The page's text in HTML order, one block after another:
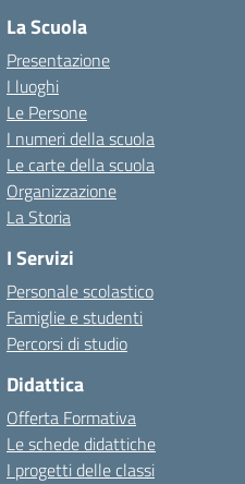
La Scuola
Presentazione
I luoghi
Le Persone
I numeri della scuola
Le carte della scuola
Organizzazione
La Storia
I Servizi
Personale scolastico
Famiglie e studenti
Percorsi di studio
Didattica
Offerta Formativa
Le schede didattiche
I progetti delle classi